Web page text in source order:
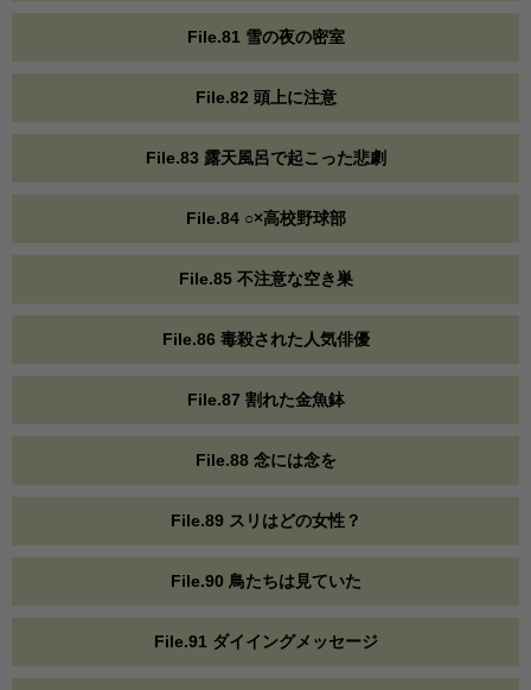
File.81 雪の夜の密室
File.82 頭上に注意
File.83 露天風呂で起こった悲劇
File.84 ○×高校野球部
File.85 不注意な空き巣
File.86 毒殺された人気俳優
File.87 割れた金魚鉢
File.88 念には念を
File.89 スリはどの女性？
File.90 鳥たちは見ていた
File.91 ダイイングメッセージ